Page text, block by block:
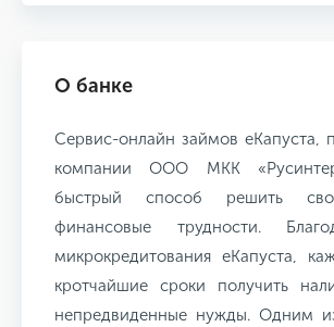
О банке
Сервис-онлайн займов еКапуста,
компании ООО МКК
быстрый способ решить
финансовые трудности.
микрокредитования еКапуста,
кротчайшие сроки получить
непредвиденные нужды. Одним